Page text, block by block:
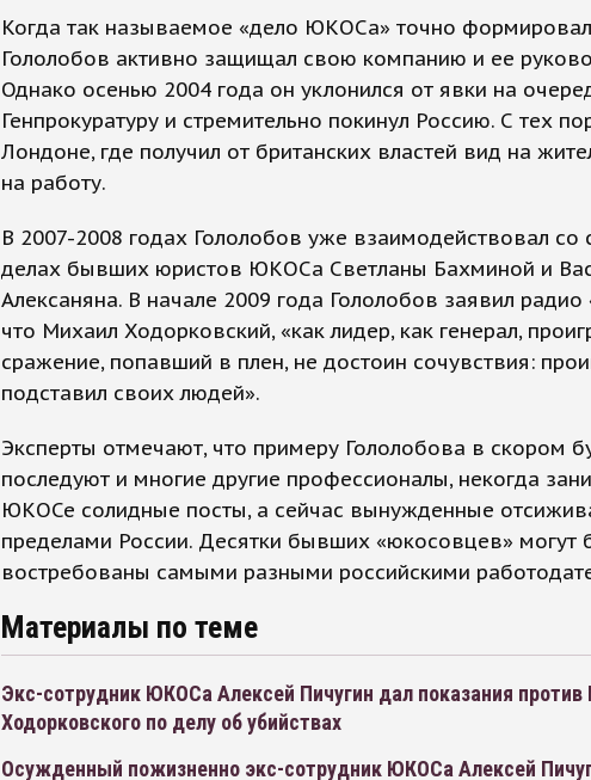
Когда так называемое «дело ЮКОСа» точно
Гололобов активно защищал свою компанию и ее
Однако осенью 2004 года он уклонился от явки на
Генпрокуратуру и стремительно покинул Россию. С тех
Лондоне, где получил от британских властей вид на
на работу.
В 2007-2008 годах Гололобов уже взаимодействовал со
делах бывших юристов ЮКОСа Светланы Бахминой и
Алексаняна. В начале 2009 года Гололобов заявил
что Михаил Ходорковский, «как лидер, как генерал,
сражение, попавший в плен, не достоин сочувствия:
подставил своих людей».
Эксперты отмечают, что примеру Гололобова в скором
последуют и многие другие профессионалы, некогда
ЮКОСе солидные посты, а сейчас вынужденные
пределами России. Десятки бывших «юкосовцев» могут
востребованы самыми разными российскими
Материалы по теме
Экс-сотрудник ЮКОСа Алексей Пичугин дал показания против
Ходорковского по делу об убийствах
Осужденный пожизненно экс-сотрудник ЮКОСа Алексей